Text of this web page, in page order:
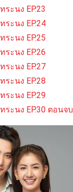
ระนง EP.23
ระนง EP.24
ระนง EP.25
ระนง EP.26
ระนง EP.27
ระนง EP.28
ระนง EP.29
ระนง EP.30 ตอนจบ